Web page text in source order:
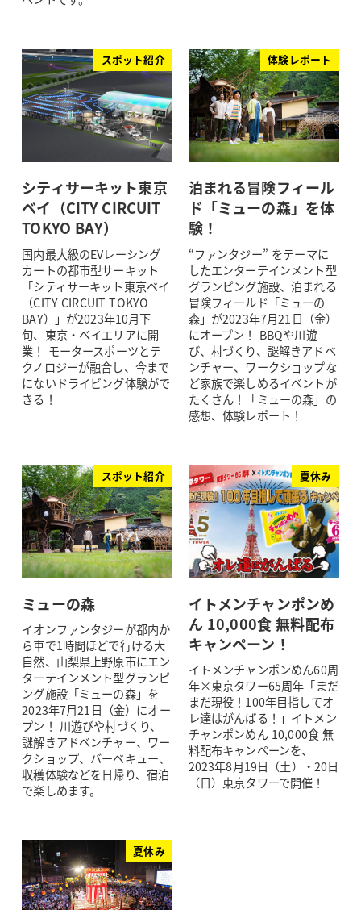
スポット紹介
シティサーキット東京
ベイ（CITY CIRCUIT
TOKYO BAY）
国内最大級のEVレーシング
カートの都市型サーキット
「シティサーキット東京ベイ
（CITY CIRCUIT TOKYO
BAY）」が2023年10月下
旬、東京・ベイエリアに開
業！ モータースポーツとテ
クノロジーが融合し、今まで
にないドライビング体験がで
きる！
体験レポート
泊まれる冒険フィール
ド「ミューの森」を体
験！
“ファンタジー” をテーマに
したエンターテインメント型
グランピング施設、泊まれる
冒険フィールド「ミューの
森」が2023年7月21日（金）
にオープン！ BBQや川遊
び、村づくり、謎解きアドベ
ンチャー、ワークショップな
ど家族で楽しめるイベントが
たくさん！「ミューの森」の
感想、体験レポート！
スポット紹介
ミューの森
イオンファンタジーが都内か
ら車で1時間ほどで行ける大
自然、山梨県上野原市にエン
ターテインメント型グランピ
ング施設「ミューの森」を
2023年7月21日（金）にオー
プン！ 川遊びや村づくり、
謎解きアドベンチャー、ワー
クショップ、バーベキュー、
収穫体験などを日帰り、宿泊
で楽しめます。
夏休み
イトメンチャンポンめ
ん 10,000食 無料配布
キャンペーン！
イトメンチャンポンめん60周
年×東京タワー65周年「まだ
まだ現役！100年目指してオ
レ達はがんばる！」イトメン
チャンポンめん 10,000食 無
料配布キャンペーンを、
2023年8月19日（土）・20日
（日）東京タワーで開催！
夏休み